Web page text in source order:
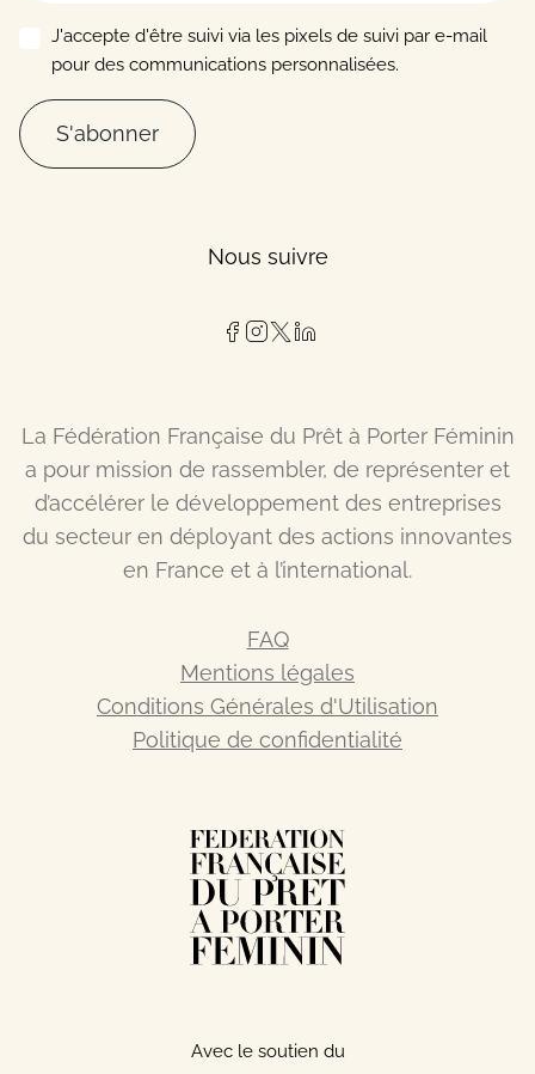
J'accepte d'être suivi via les pixels de suivi par e-mail
pour des communications personnalisées.
S'abonner
Nous suivre
La Fédération Française du Prêt à Porter Féminin
a pour mission de rassembler, de représenter et
d’accélérer le développement des entreprises
du secteur en déployant des actions innovantes
en France et à l’international.
FAQ
Mentions légales
Conditions Générales d'Utilisation
Politique de confidentialité
Avec le soutien du